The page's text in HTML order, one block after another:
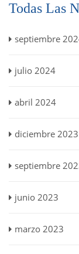
Todas Las
septiembre
julio 2024
abril 2024
diciembre 2023
septiembre
junio 2023
marzo 2023